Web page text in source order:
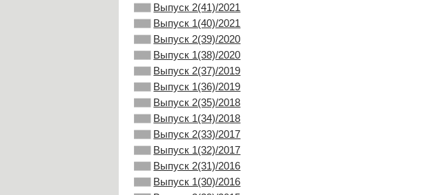
Выпуск 2(41)/2021
Выпуск 1(40)/2021
Выпуск 2(39)/2020
Выпуск 1(38)/2020
Выпуск 2(37)/2019
Выпуск 1(36)/2019
Выпуск 2(35)/2018
Выпуск 1(34)/2018
Выпуск 2(33)/2017
Выпуск 1(32)/2017
Выпуск 2(31)/2016
Выпуск 1(30)/2016